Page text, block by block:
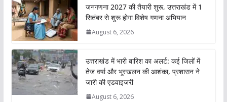
जनगणना 2027 की तैयारी शुरू, उत्तराखंड में 1
सितंबर से शुरू होगा विशेष गणना अभियान
August 6, 2026
उत्तराखंड में भारी बारिश का अलर्ट: कई जिलों में
तेज वर्षा और भूस्खलन की आशंका, प्रशासन ने
जारी की एडवाइजरी
August 6, 2026